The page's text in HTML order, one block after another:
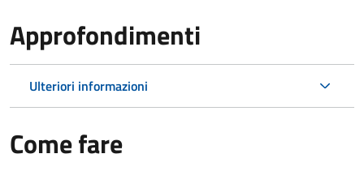
Approfondimenti
Ulteriori informazioni
Come fare